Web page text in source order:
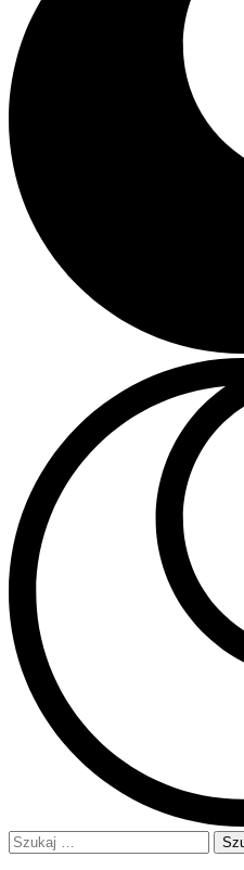
Szukaj: